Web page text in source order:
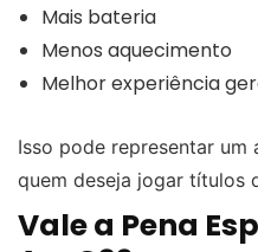
Mais bateria
Menos aquecimento
Melhor experiência
Isso pode representar
quem deseja jogar títulos
Vale a Pena